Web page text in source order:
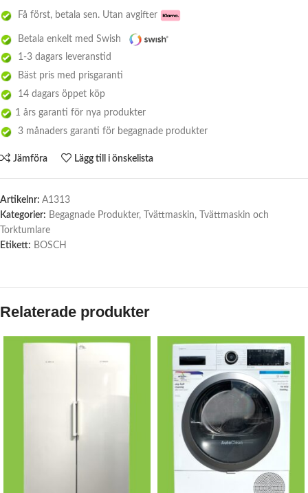
Få först, betala sen. Utan avgifter
Betala enkelt med Swish
1-3 dagars leveranstid
Bäst pris med prisgaranti
14 dagars öppet köp
1 års garanti för nya produkter
3 månaders garanti för begagnade produkter
Jämföra Lägg till i önskelista
Artikelnr: A1313
Kategorier: Begagnade Produkter, Tvättmaskin,
Tvättmaskin och
Torktumlare
Etikett: BOSCH
Relaterade produkter